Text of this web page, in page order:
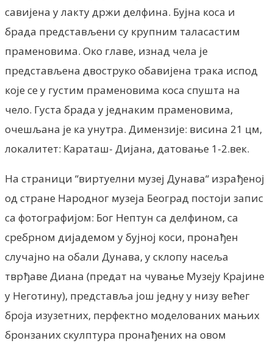
савијена у лакту држи делфина. Бујна коса и
брада представљени су крупним таласастим
праменовима. Око главе, изнад чела је
представљена двоструко обавијена трака испод
које се у густим праменовима коса спушта на
чело. Густа брада у једнаким праменовима,
очешљана је ка унутра. Димензије: висина 21 цм,
локалитет: Караташ- Дијана, датовање 1-2.век.
На страници “виртуелни музеј Дунава“ израђеној
од стране Народног музеја Београд постоји запис
са фотографијом: Бог Нептун са делфином, са
сребрном дијадемом у бујној коси, пронађен
случајно на обали Дунава, у склопу насеља
тврђаве Диана (предат на чување Музеју Крајине
у Неготину), представља још једну у низу већег
броја изузетних, перфектно моделованих мањих
бронзаних скулптура пронађених на овом